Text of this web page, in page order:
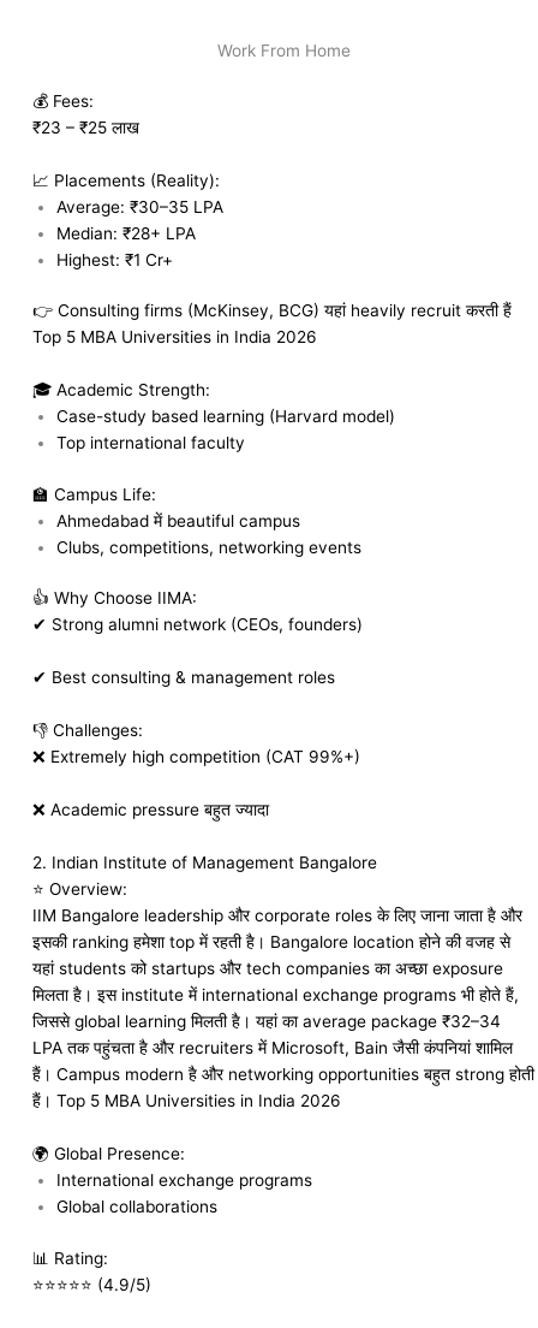
Work From Home
💰 Fees:
₹23 – ₹25 लाख
📈 Placements (Reality):
Average: ₹30–35 LPA
Median: ₹28+ LPA
Highest: ₹1 Cr+
👉 Consulting firms (McKinsey, BCG) यहां heavily recruit करती हैं
Top 5 MBA Universities in India 2026
🎓 Academic Strength:
Case-study based learning (Harvard model)
Top international faculty
🏫 Campus Life:
Ahmedabad में beautiful campus
Clubs, competitions, networking events
👍 Why Choose IIMA:
✔ Strong alumni network (CEOs, founders)
✔ Best consulting & management roles
👎 Challenges:
❌ Extremely high competition (CAT 99%+)
❌ Academic pressure बहुत ज्यादा
2. Indian Institute of Management Bangalore
⭐ Overview:
IIM Bangalore leadership और corporate roles के लिए जाना जाता है और
इसकी ranking हमेशा top में रहती है। Bangalore location होने की वजह से
यहां students को startups और tech companies का अच्छा exposure
मिलता है। इस institute में international exchange programs भी होते हैं,
जिससे global learning मिलती है। यहां का average package ₹32–34
LPA तक पहुंचता है और recruiters में Microsoft, Bain जैसी कंपनियां शामिल
हैं। Campus modern है और networking opportunities बहुत strong होती
हैं। Top 5 MBA Universities in India 2026
🌍 Global Presence:
International exchange programs
Global collaborations
📊 Rating:
⭐⭐⭐⭐⭐ (4.9/5)